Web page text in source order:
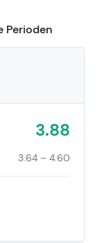
Perioden
3.88
3.64 – 4.60